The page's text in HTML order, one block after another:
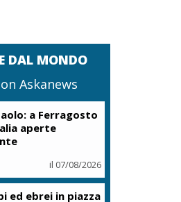
DAL MONDO
Askanews
a Ferragosto
aperte
il 07/08/2026
ed ebrei in piazza